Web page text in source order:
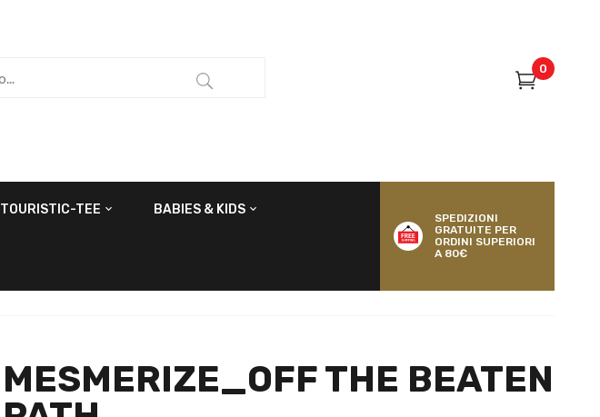
0
TOURISTIC-TEE BABIES & KIDS
SPEDIZIONI
GRATUITE PER
ORDINI SUPERIORI
A 80€
MESMERIZE_OFF THE BEATEN